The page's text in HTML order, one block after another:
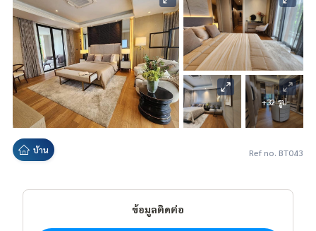
+32 รูป
บ้าน Ref no. BT043
ข้อมูลติดต่อ